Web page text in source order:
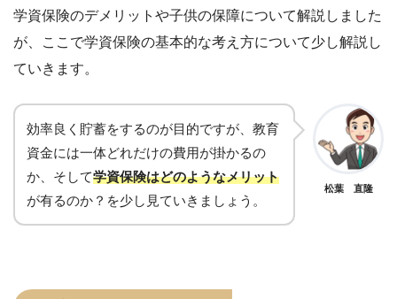
学資保険のデメリットや子供の保障について解説しました
が、ここで学資保険の基本的な考え方について少し解説し
ていきます。
効率良く貯蓄をするのが目的ですが、教育
資金には一体どれだけの費用が掛かるの
か、そして学資保険はどのようなメリット
が有るのか？を少し見ていきましょう。
松葉 直隆